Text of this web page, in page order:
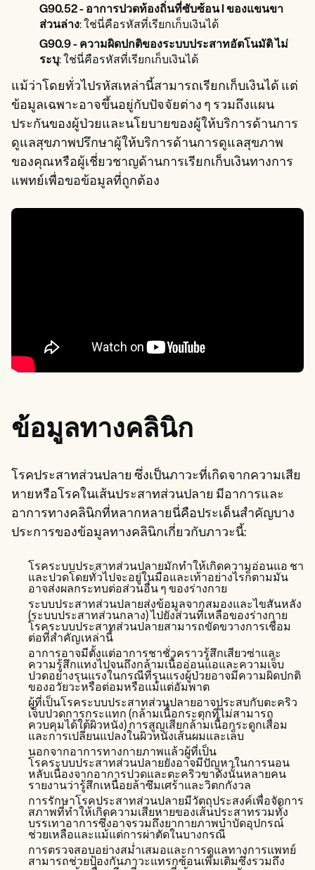
G90.52 - อาการปวดท้องถิ่นที่ซับซ้อน I ของแขนขา
ส่วนล่าง: ใช่นี่คือรหัสที่เรียกเก็บเงินได้
G90.9 - ความผิดปกติของระบบประสาทอัตโนมัติ ไม่
ระบุ: ใช่นี่คือรหัสที่เรียกเก็บเงินได้
แม้ว่าโดยทั่วไปรหัสเหล่านี้สามารถเรียกเก็บเงินได้ แต่
ข้อมูลเฉพาะอาจขึ้นอยู่กับปัจจัยต่าง ๆ รวมถึงแผน
ประกันของผู้ป่วยและนโยบายของผู้ให้บริการด้านการ
ดูแลสุขภาพปรึกษาผู้ให้บริการด้านการดูแลสุขภาพ
ของคุณหรือผู้เชี่ยวชาญด้านการเรียกเก็บเงินทางการ
แพทย์เพื่อขอข้อมูลที่ถูกต้อง
ข้อมูลทางคลินิก
โรคประสาทส่วนปลาย ซึ่งเป็นภาวะที่เกิดจากความเสีย
หายหรือโรคในเส้นประสาทส่วนปลาย มีอาการและ
อาการทางคลินิกที่หลากหลายนี่คือประเด็นสำคัญบาง
ประการของข้อมูลทางคลินิกเกี่ยวกับภาวะนี้:
โรคระบบประสาทส่วนปลายมักทำให้เกิดความอ่อนแอ ชา
และปวดโดยทั่วไปจะอยู่ในมือและเท้าอย่างไรก็ตามมัน
อาจส่งผลกระทบต่อส่วนอื่น ๆ ของร่างกาย
ระบบประสาทส่วนปลายส่งข้อมูลจากสมองและไขสันหลัง
(ระบบประสาทส่วนกลาง) ไปยังส่วนที่เหลือของร่างกาย
โรคระบบประสาทส่วนปลายสามารถขัดขวางการเชื่อม
ต่อที่สำคัญเหล่านี้
อาการอาจมีตั้งแต่อาการชาชั่วคราวรู้สึกเสียวซ่าและ
ความรู้สึกแทงไปจนถึงกล้ามเนื้ออ่อนแอและความเจ็บ
ปวดอย่างรุนแรงในกรณีที่รุนแรงผู้ป่วยอาจมีความผิดปกติ
ของอวัยวะหรือต่อมหรือแม้แต่อัมพาต
ผู้ที่เป็นโรคระบบประสาทส่วนปลายอาจประสบกับตะคริว
เจ็บปวดการกระแทก (กล้ามเนื้อกระตุกที่ไม่สามารถ
ควบคุมได้ใต้ผิวหนัง) การสูญเสียกล้ามเนื้อกระดูกเสื่อม
และการเปลี่ยนแปลงในผิวหนังเส้นผมและเล็บ
นอกจากอาการทางกายภาพแล้วผู้ที่เป็น
โรคระบบประสาทส่วนปลายยังอาจมีปัญหาในการนอน
หลับเนื่องจากอาการปวดและตะคริวขาดังนั้นหลายคน
รายงานว่ารู้สึกเหนื่อยล้าซึมเศร้าและวิตกกังวล
การรักษาโรคประสาทส่วนปลายมีวัตถุประสงค์เพื่อจัดการ
สภาพที่ทำให้เกิดความเสียหายของเส้นประสาทรวมทั้ง
บรรเทาอาการซึ่งอาจรวมถึงยากายภาพบำบัดอุปกรณ์
ช่วยเหลือและแม้แต่การผ่าตัดในบางกรณี
การตรวจสอบอย่างสม่ำเสมอและการดูแลทางการแพทย์
สามารถช่วยป้องกันภาวะแทรกซ้อนเพิ่มเติมซึ่งรวมถึง